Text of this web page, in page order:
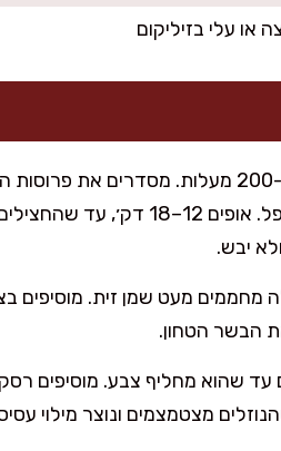
או עלי בזיליקום
בעדינות בשמן זית ומתבלים
יבש.
הבשר הטחון.
שהוא מחליף צבע. מוסיפים רסק